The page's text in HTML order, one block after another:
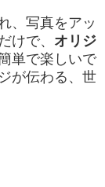
、写真をアッ
けで、 オリジ
単で楽しいで
が伝わる、世